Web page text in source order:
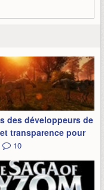
des développeurs de
transparence pour
10